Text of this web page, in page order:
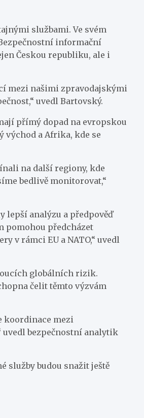
službami. Ve svém
informační
Českou republiku, ale i
mezi našimi zpravodajskými
uvedl Bartovský.
přímý dopad na evropskou
východ a Afrika, kde se
na další regiony, kde
bedlivě monitorovat,“
lepší analýzu a předpověď
pomohou předcházet
v rámci EU a NATO,“ uvedl
globálních rizik.
čelit těmto výzvám
koordinace mezi
uvedl bezpečnostní analytik
služby budou snažit ještě